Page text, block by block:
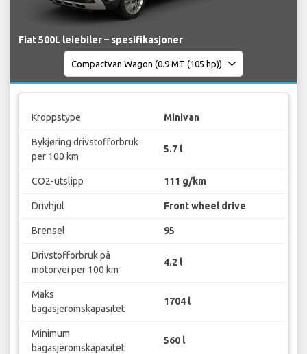
Fiat 500L leiebiler – spesifikasjoner
Kroppstype Minivan
Bykjøring drivstofforbruk
per 100 km
5.7 l
CO2-utslipp 111 g/km
Drivhjul Front wheel drive
Brensel 95
Drivstofforbruk på
motorvei per 100 km
4.2 l
Maks
bagasjeromskapasitet
1704 l
Minimum
bagasjeromskapasitet
560 l